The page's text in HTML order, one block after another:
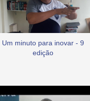
Um minuto para inovar - 9
edição